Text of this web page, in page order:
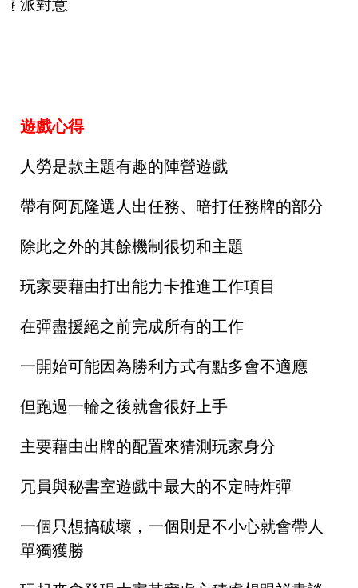
遊戲心得
人勞是款主題有趣的陣營遊戲
帶有阿瓦隆選人出任務、暗打任務牌的部分
除此之外的其餘機制很切和主題
玩家要藉由打出能力卡推進工作項目
在彈盡援絕之前完成所有的工作
一開始可能因為勝利方式有點多會不適應
但跑過一輪之後就會很好上手
主要藉由出牌的配置來猜測玩家身分
冗員與秘書室遊戲中最大的不定時炸彈
一個只想搞破壞，一個則是不小心就會帶人
單獨獲勝